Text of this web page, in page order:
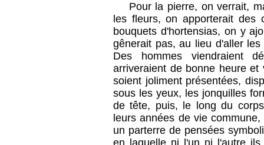
Pour la pierre, on verrait,
les fleurs, on apporterait des
bouquets d'hortensias, on y
gênerait pas, au lieu d'aller
Des hommes viendraient
arriveraient de bonne heure
soient joliment présentées,
sous les yeux, les jonquilles
de tête, puis, le long du
leurs années de vie
un parterre de pensées
en laquelle ni l'un ni l'autre